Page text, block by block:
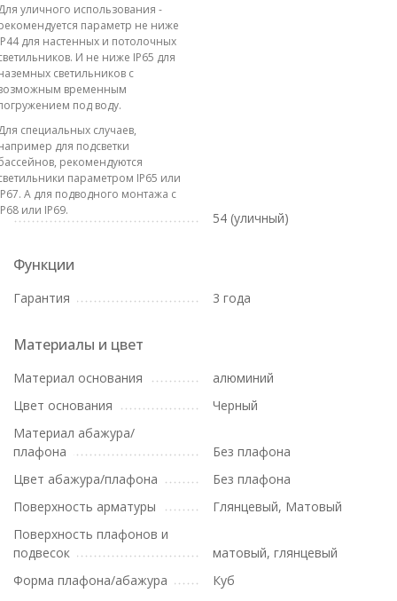
уличного использования -
параметр не ниже
для настенных и потолочных
И не ниже IP65 для
светильников с
временным
под воду.
специальных случаев,
для подсветки
рекомендуются
параметром IP65 или
А для подводного монтажа с
или IP69.
54 (уличный)
Функции
Гарантия 3 года
Материалы и цвет
Материал основания
алюминий
Цвет основания
Черный
Материал абажура/
плафона
Без плафона
Цвет абажура/плафона
Без плафона
Поверхность арматуры
Глянцевый, Матовый
Поверхность плафонов и
подвесок
матовый, глянцевый
Форма плафона/абажура
Куб